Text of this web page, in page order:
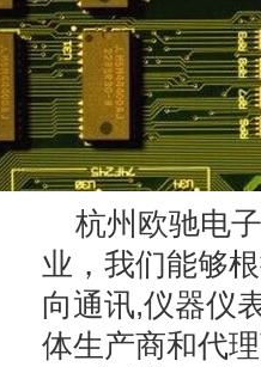
杭州欧驰电
业，我们能够
向通讯,仪器仪
体生产商和代